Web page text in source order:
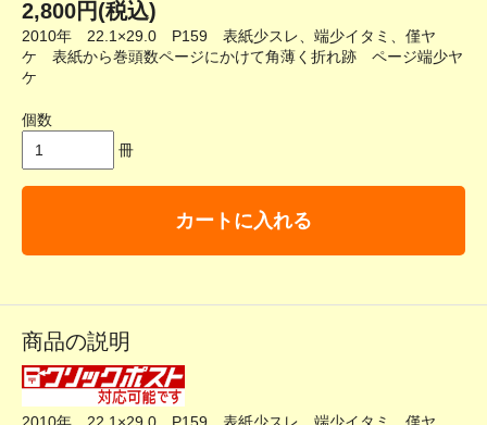
2,800円(税込)
2010年 22.1×29.0 P159 表紙少スレ、端少イタミ、僅ヤ
ケ 表紙から巻頭数ページにかけて角薄く折れ跡 ページ端少ヤ
ケ
個数
冊
カートに入れる
商品の説明